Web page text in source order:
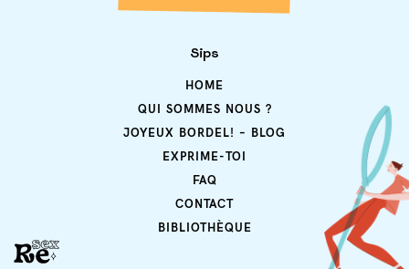
Sips
HOME
QUI SOMMES NOUS ?
JOYEUX BORDEL! – BLOG
EXPRIME-TOI
FAQ
CONTACT
BIBLIOTHÈQUE